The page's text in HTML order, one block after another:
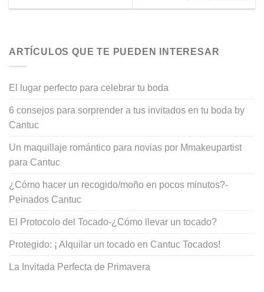
ARTÍCULOS QUE TE PUEDEN INTERESAR
El lugar perfecto para celebrar tu boda
6 consejos para sorprender a tus invitados en tu boda by
Cantuc
Un maquillaje romántico para novias por Mmakeupartist
para Cantuc
¿Cómo hacer un recogido/moño en pocos minutos?-
Peinados Cantuc
El Protocolo del Tocado-¿Cómo llevar un tocado?
Protegido: ¡ Alquilar un tocado en Cantuc Tocados!
La Invitada Perfecta de Primavera